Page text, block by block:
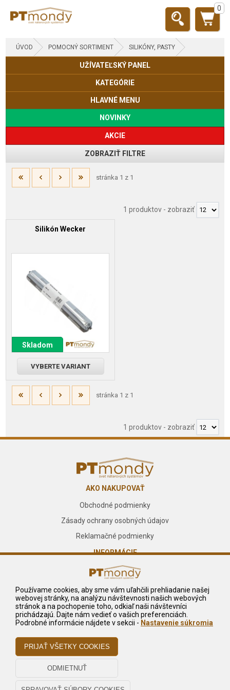
0
ÚVOD POMOCNÝ SORTIMENT SILIKÓNY, PASTY
UŽÍVATEĽSKÝ PANEL
KATEGÓRIE
HLAVNÉ MENU
NOVINKY
AKCIE
ZOBRAZIŤ FILTRE
stránka 1 z 1
1 produktov- zobraziť
Silikón Wecker
Skladom
VYBERTE VARIANT
stránka 1 z 1
1 produktov- zobraziť
AKO NAKUPOVAŤ
Obchodné podmienky
Zásady ochrany osobných údajov
Reklamačné podmienky
INFORMÁCIE
O nás
Služby
NA STIAHNUTIE
Odstúpiť od zmluvy tu
Odstúpenie od zmluvy - pdf
Používame cookies, aby sme vám uľahčili prehliadanie našej
webovej stránky, na analýzu návštevnosti našich webových
stránok a na pochopenie toho, odkiaľ naši návštevníci
prichádzajú. Dajte nám vedieť o vašich preferenciách.
Podrobné informácie nájdete v sekcii - Nastavenie súkromia